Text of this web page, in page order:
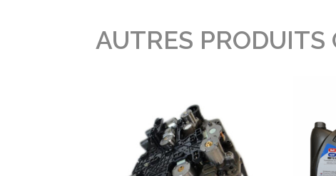
AUTRES PRODUITS